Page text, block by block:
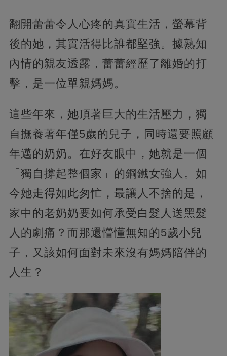
翻開蕾蕾令人心疼的真實生活，螢幕背
後的她，其實活得比誰都堅強。據熟知
內情的親友透露，蕾蕾經歷了離婚的打
擊，是一位單親媽媽。
這些年來，她頂著巨大的生活壓力，獨
自撫養著年僅5歲的兒子，同時還要照顧
年邁的奶奶。在好友眼中，她就是一個
「獨自撐起整個家」的鋼鐵女強人。如
今她走得如此匆忙，最讓人不捨的是，
家中的老奶奶要如何承受白髮人送黑髮
人的劇痛？而那還懵懂無知的5歲小兒
子，又該如何面對未來沒有媽媽陪伴的
人生？